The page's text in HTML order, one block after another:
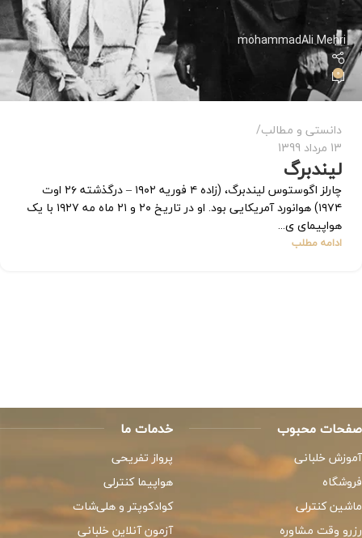
mohammadAli Mehri
0
دانستی و مطالب
13 مرداد 1399
لیندبرگ
چارلز اگوستوس لیندبرگ، (زاده ۴ فوریه ۱۹۰۲ – درگذشته ۲۶ اوت
۱۹۷۴) هوانورد آمریکایی بود. او در تاریخ ۲۰ و ۲۱ ماه مه ۱۹۲۷ با یک
هواپیمای ی...
ادامه مطلب
صفحات محبوب
آموزش خلبانی
فروشگاه
ماشین کنترلی
رزرو وقت مشاوره
خدمات ما
پرواز تفریحی
هواپیما کنترلی
کوادکوپتر و هلی‌شات
آزمون آنلاین خلبانی